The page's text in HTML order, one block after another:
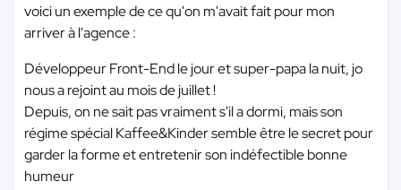
voici un exemple de ce qu'on m'avait fait pour mon
arriver à l'agence :
Développeur Front-End le jour et super-papa la nuit, jo
nous a rejoint au mois de juillet !
Depuis, on ne sait pas vraiment s'il a dormi, mais son
régime spécial Kaffee&Kinder semble être le secret pour
garder la forme et entretenir son indéfectible bonne
humeur